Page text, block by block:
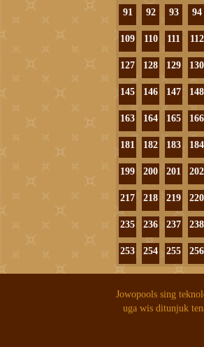
91 92 93 94
109 110 111 112
127 128 129 130
145 146 147 148
163 164 165 166
181 182 183 184
199 200 201 202
217 218 219 220
235 236 237 238
253 254 255 256
Jowopools sing
uga wis ditunjuk